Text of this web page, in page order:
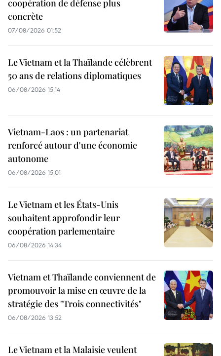
coopération de défense plus
concrète
07/08/2026 01:52
Le Vietnam et la Thaïlande célèbrent
50 ans de relations diplomatiques
06/08/2026 15:14
Vietnam-Laos : un partenariat
renforcé autour d'une économie
autonome
06/08/2026 15:01
Le Vietnam et les États-Unis
souhaitent approfondir leur
coopération parlementaire
06/08/2026 14:34
Vietnam et Thaïlande conviennent de
promouvoir la mise en œuvre de la
stratégie des "Trois connectivités"
06/08/2026 13:52
Le Vietnam et la Malaisie veulent